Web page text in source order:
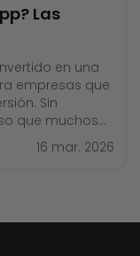
Las
en una
empresas que
Sin
que muchos
que
El
16 mar. 2026